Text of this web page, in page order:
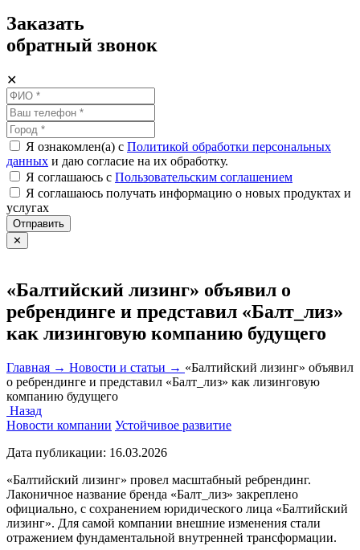
Заказать
обратный звонок
✕
Я ознакомлен(а) с Политикой обработки персональных
данных и даю согласие на их обработку.
Я соглашаюсь c Пользовательским соглашением
Я соглашаюсь получать информацию о новых продуктах и
услугах
Отправить
✕
«Балтийский лизинг» объявил о
ребрендинге и представил «Балт_лиз»
как лизинговую компанию будущего
Главная → Новости и статьи → «Балтийский лизинг» объявил
о ребрендинге и представил «Балт_лиз» как лизинговую
компанию будущего
Назад
Новости компании Устойчивое развитие
Дата публикации: 16.03.2026
«Балтийский лизинг» провел масштабный ребрендинг.
Лаконичное название бренда «Балт_лиз» закреплено
официально, с сохранением юридического лица «Балтийский
лизинг». Для самой компании внешние изменения стали
отражением фундаментальной внутренней трансформации.